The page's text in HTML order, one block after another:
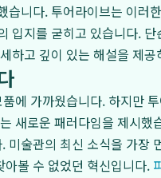
니다. 투어라이브는 이러
입지를 굳히고 있습니다.
하고 깊이 있는 해설을 제
에 가까웠습니다. 하지만
새로운 패러다임을 제시했
미술관의 최신 소식을 가장
볼 수 없었던 혁신입니다.